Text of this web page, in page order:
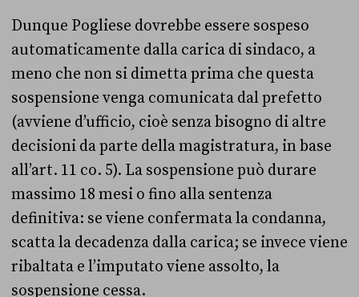
Dunque Pogliese dovrebbe essere sospeso
automaticamente dalla carica di sindaco, a
meno che non si dimetta prima che questa
sospensione venga comunicata dal prefetto
(avviene d’ufficio, cioè senza bisogno di altre
decisioni da parte della magistratura, in base
all’art. 11 co. 5). La sospensione può durare
massimo 18 mesi o fino alla sentenza
definitiva: se viene confermata la condanna,
scatta la decadenza dalla carica; se invece viene
ribaltata e l’imputato viene assolto, la
sospensione cessa.